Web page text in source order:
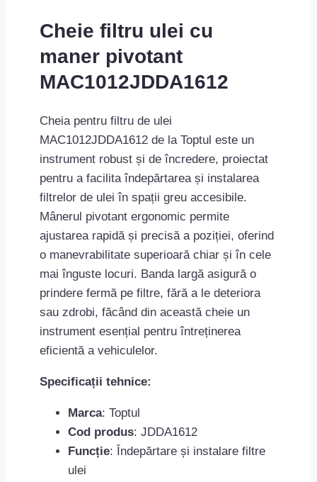
Cheie filtru ulei cu
maner pivotant
MAC1012JDDA1612
Cheia pentru filtru de ulei
MAC1012JDDA1612 de la Toptul este un
instrument robust și de încredere, proiectat
pentru a facilita îndepărtarea și instalarea
filtrelor de ulei în spații greu accesibile.
Mânerul pivotant ergonomic permite
ajustarea rapidă și precisă a poziției, oferind
o manevrabilitate superioară chiar și în cele
mai înguste locuri. Banda largă asigură o
prindere fermă pe filtre, fără a le deteriora
sau zdrobi, făcând din această cheie un
instrument esențial pentru întreținerea
eficientă a vehiculelor.
Specificații tehnice:
Marca: Toptul
Cod produs: JDDA1612
Funcție: Îndepărtare și instalare filtre
ulei